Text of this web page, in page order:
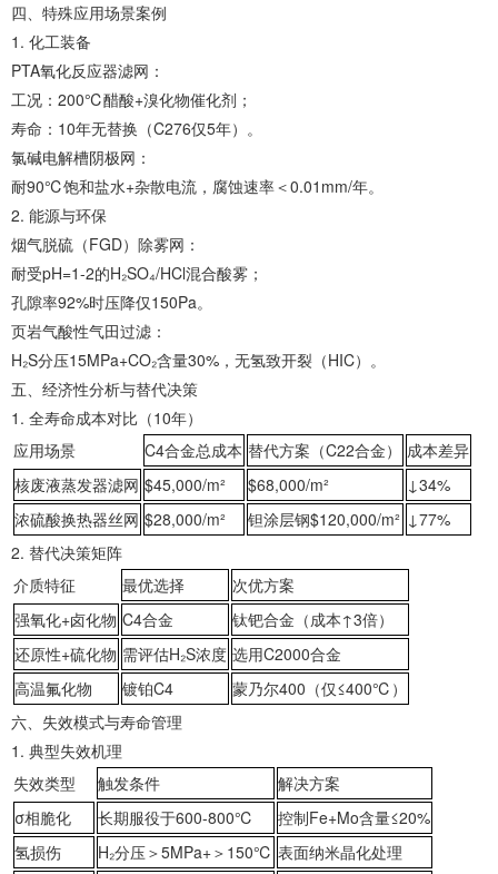
‌四、特殊应用场景案例‌
1. ‌化工装备‌
‌PTA氧化反应器滤网‌：
工况：200℃醋酸+溴化物催化剂；
寿命：10年无替换（C276仅5年）。
‌氯碱电解槽阴极网‌：
耐90℃饱和盐水+杂散电流，腐蚀速率＜0.01mm/年。
2. ‌能源与环保‌
‌烟气脱硫（FGD）除雾网‌：
耐受pH=1-2的H₂SO₄/HCl混合酸雾；
孔隙率92%时压降仅150Pa。
‌页岩气酸性气田过滤‌：
H₂S分压15MPa+CO₂含量30%，无氢致开裂（HIC）。
‌五、经济性分析与替代决策‌
1. ‌全寿命成本对比（10年）‌
应用场景
C4合金总成本 替代方案（C22合金）
成本差异
核废液蒸发器滤网 $45,000/m² $68,000/m²
↓34%
浓硫酸换热器丝网 $28,000/m² 钽涂层钢$120,000/m² ↓77%
2. ‌替代决策矩阵‌
介质特征
最优选择
次优方案
‌强氧化+卤化物‌ C4合金
钛钯合金（成本↑3倍）
‌还原性+硫化物‌ 需评估H₂S浓度 选用C2000合金
‌高温氟化物‌
镀铂C4
蒙乃尔400（仅≤400℃）
‌六、失效模式与寿命管理‌
1. ‌典型失效机理‌
失效类型
触发条件
解决方案
‌σ相脆化‌
长期服役于600-800℃
控制Fe+Mo含量≤20%
‌氢损伤‌
H₂分压＞5MPa+＞150℃ 表面纳米晶化处理